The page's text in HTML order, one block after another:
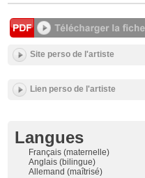
Langues
Français (maternelle)
Anglais (bilingue)
Allemand (maîtrisé)
Site perso de l'artiste
Lien perso de l'artiste